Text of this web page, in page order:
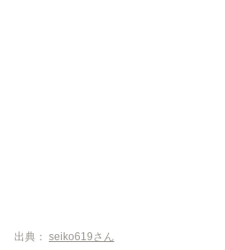
出典： seiko619さん